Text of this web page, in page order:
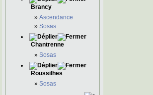
Brancy
» Ascendance
» Sosas
Chantrenne
» Sosas
Roussilhes
» Sosas